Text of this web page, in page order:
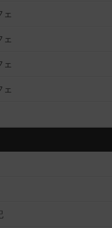
ェ
ェ
ェ
ェ